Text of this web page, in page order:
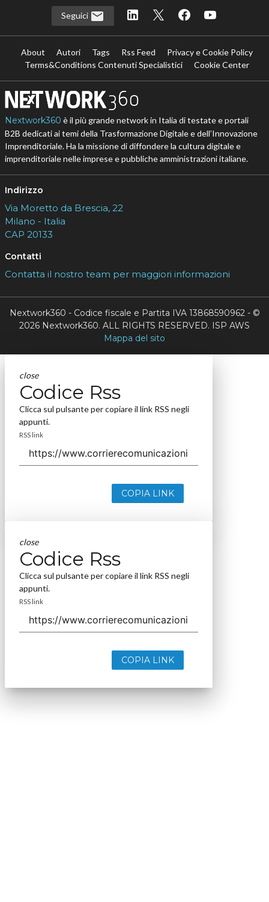
Seguici
About Autori Tags Rss Feed
Privacy e Cookie Policy
Terms&Conditions Contenuti Specialistici
Cookie Center
Nextwork360 è il più grande network in Italia di testate e portali
B2B dedicati ai temi della Trasformazione Digitale e dell’Innovazione
Imprenditoriale. Ha la missione di diffondere la cultura digitale e
imprenditoriale nelle imprese e pubbliche amministrazioni italiane.
Indirizzo
Via Moretto da Brescia, 22
Milano - Italia
CAP 20133
Contatti
Contatta il nostro team per maggiori informazioni
Nextwork360 - Codice fiscale e Partita IVA 13868590962 - ©
2026 Nextwork360. ALL RIGHTS RESERVED. ISP AWS
Mappa del sito
close
Codice Rss
Clicca sul pulsante per copiare il link RSS negli
appunti.
RSS link
COPIA LINK
close
Codice Rss
Clicca sul pulsante per copiare il link RSS negli
appunti.
RSS link
COPIA LINK